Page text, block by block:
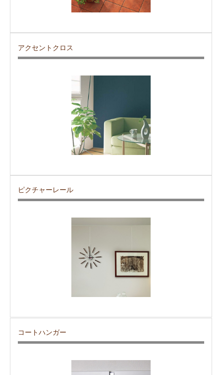
アクセントクロス
ピクチャーレール
コートハンガー